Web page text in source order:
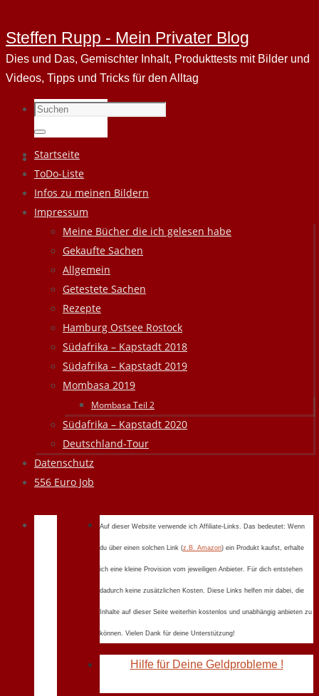
Steffen Rupp - Mein Privater Blog
Dies und Das, Gemischter Inhalt, Produkttests mit Bilder und
Videos, Tipps und Tricks für den Alltag
Suchen
nach:
Suchen
Zum
Inhalt
springen
Startseite
ToDo-Liste
Infos zu meinen Bildern
Impressum
Meine Bücher die ich gelesen habe
Gekaufte Sachen
Allgemein
Getestete Sachen
Rezepte
Hamburg Ostsee Rostock
Südafrika – Kapstadt 2018
Südafrika – Kapstadt 2019
Mombasa 2019
Mombasa Teil 2
Südafrika – Kapstadt 2020
Deutschland-Tour
Datenschutz
556 Euro Job
Auf dieser Website verwende ich Affiliate-Links. Das bedeutet: Wenn
du über einen solchen Link (z.B. Amazon) ein Produkt kaufst, erhalte
ich eine kleine Provision vom jeweiligen Anbieter. Für dich entstehen
dadurch keine zusätzlichen Kosten. Diese Links helfen mir dabei, die
Inhalte auf dieser Seite weiterhin kostenlos und unabhängig anbieten zu
können. Vielen Dank für deine Unterstützung!
Hilfe für Deine Geldprobleme !